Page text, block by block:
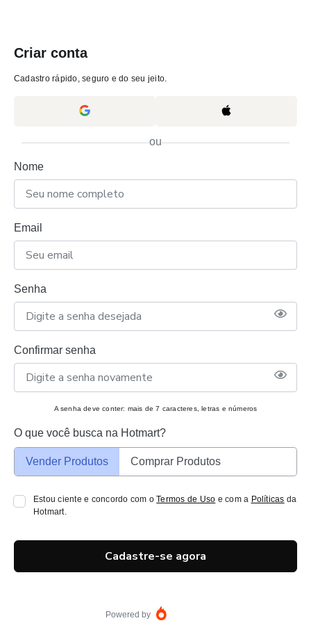
Criar conta
Cadastro rápido, seguro e do seu jeito.
ou
Nome
Email
Senha
Confirmar senha
A senha deve conter: mais de 7 caracteres, letras e números
O que você busca na Hotmart?
Vender Produtos Comprar Produtos
Estou ciente e concordo com oTermos de Uso e com a Políticas da
Hotmart.
Cadastre-se agora
Powered by